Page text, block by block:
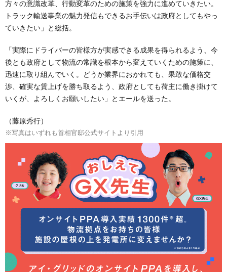
方々の意識改革、行動変革のための施策を強力に進めていきたい。
トラック輸送事業の魅力発信もできるお手伝いは政府としてもやっ
ていきたい」と総括。
「実際にドライバーの皆様方が実感できる成果を得られるよう、今
後とも政府として物流の常識を根本から変えていくための施策に、
迅速に取り組んでいく。どうか業界におかれても、果敢な価格交
渉、確実な賃上げを勝ち取るよう、政府としても荷主に働き掛けて
いくが、よろしくお願いしたい」とエールを送った。
（藤原秀行）
※写真はいずれも首相官邸公式サイトより引用